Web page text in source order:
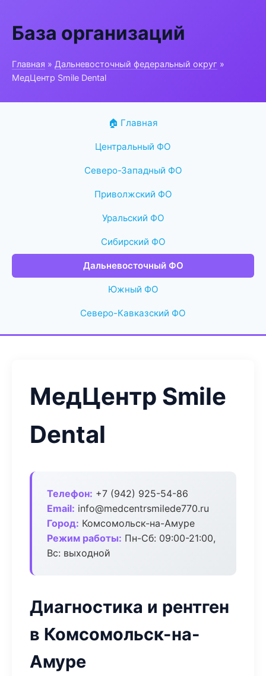
База организаций
Главная » Дальневосточный федеральный округ »
МедЦентр Smile Dental
🏠 Главная
Центральный ФО
Северо-Западный ФО
Приволжский ФО
Уральский ФО
Сибирский ФО
Дальневосточный ФО
Южный ФО
Северо-Кавказский ФО
МедЦентр Smile
Dental
Телефон: +7 (942) 925-54-86
Email: info@medcentrsmilede770.ru
Город: Комсомольск-на-Амуре
Режим работы: Пн-Сб: 09:00-21:00,
Вс: выходной
Диагностика и рентген
в Комсомольск-на-
Амуре